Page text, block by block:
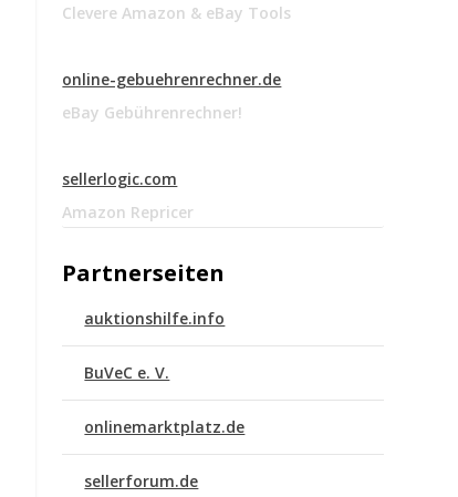
Clevere Amazon & eBay Tools
online-gebuehrenrechner.de
eBay Gebührenrechner!
sellerlogic.com
Amazon Repricer
Partnerseiten
auktionshilfe.info
BuVeC e. V.
onlinemarktplatz.de
sellerforum.de